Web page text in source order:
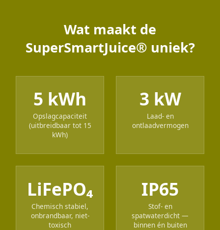
Wat maakt de
SuperSmartJuice® uniek?
5 kWh
Opslagcapaciteit
(uitbreidbaar tot 15
kWh)
3 kW
Laad- en
ontlaadvermogen
LiFePO₄
Chemisch stabiel,
onbrandbaar, niet-
toxisch
IP65
Stof- en
spatwaterdicht —
binnen én buiten